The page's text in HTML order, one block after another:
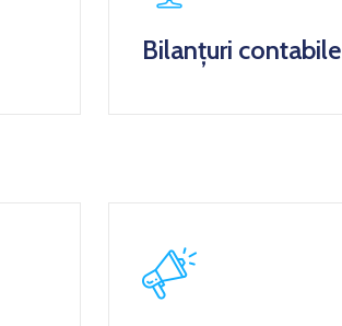
Bilanțuri contabile